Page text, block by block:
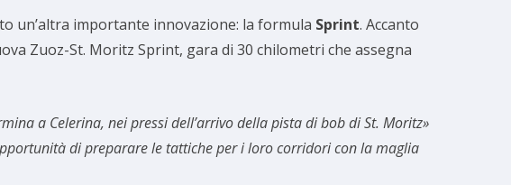
un’altra importante innovazione: la formula Sprint. Accanto
Zuoz-St. Moritz Sprint, gara di 30 chilometri che assegna
a Celerina, nei pressi dell’arrivo della pista di bob di St. Moritz»
di preparare le tattiche per i loro corridori con la maglia